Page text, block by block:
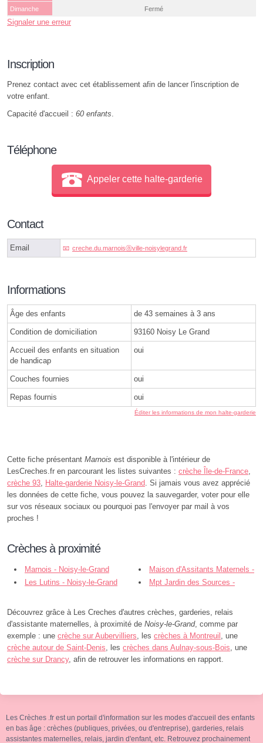
Dimanche
Fermé
Signaler une erreur
Inscription
Prenez contact avec cet établissement afin de lancer l'inscription de
votre enfant.
Capacité d'accueil : 60 enfants
Téléphone
Appeler cette halte-garderie
Contact
Email creche.du.marnoisⓐville-noisylegrand.fr
Informations
Âge des enfants de 43 semaines à 3 ans
Condition de domiciliation 93160 Noisy Le Grand
Accueil des enfants en situation
de handicap
oui
Couches fournies oui
Repas fournis oui
Éditer les informations de mon halte-garderie
Cette fiche présentant Marnois est disponible à l'intérieur de
LesCreches.fr en parcourant les listes suivantes : crèche Île-de-France
crèche 93 Halte-garderie Noisy-le-Grand . Si jamais vous avez apprécié
les données de cette fiche, vous pouvez la sauvegarder, voter pour elle
sur vos réseaux sociaux ou pourquoi pas l'envoyer par mail à vos
proches !
Crèches à proximité
Marnois - Noisy-le-Grand
Maison d'Assitants Maternels -
Mam la Maison Aux Malices -
Les Lutins - Noisy-le-Grand
Mpt Jardin des Sources -
Découvrez grâce à Les Creches d'autres crèches, garderies, relais
d'assistante maternelles, à proximité de Noisy-le-Grand, comme par
exemple : une crèche sur Aubervilliers , les crèches à Montreuil , une
crèche autour de Saint-Denis , les crèches dans Aulnay-sous-Bois , une
crèche sur Drancy, afin de retrouver les informations en rapport.
Les Crèches .fr est un portail d'information sur les modes d'accueil des enfants
en bas âge : crèches (publiques, privées, ou d'entreprise), garderies, relais
assistantes maternelles, relais, jardin d'enfant, etc. Retrouvez prochainement